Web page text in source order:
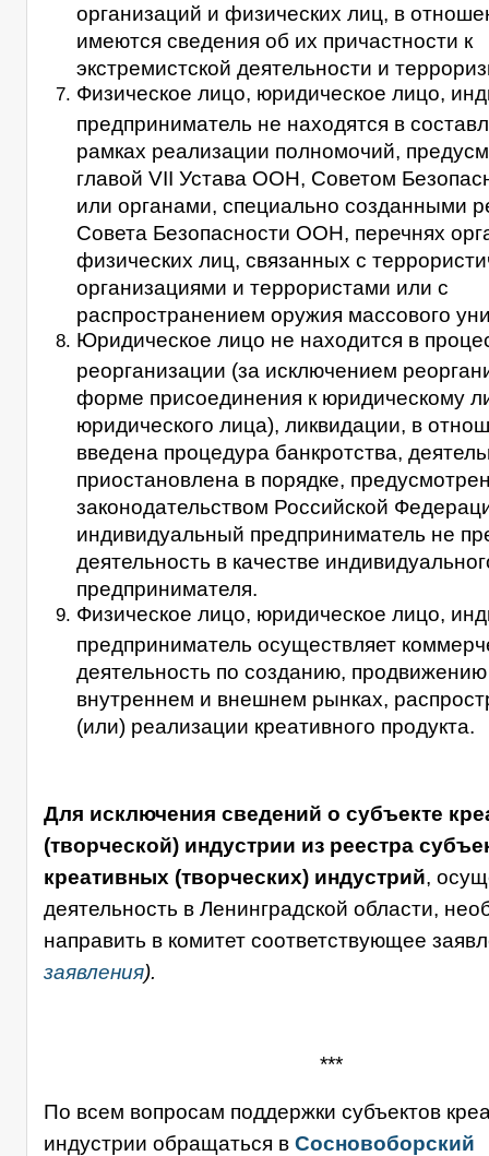
организаций и физических лиц, в
имеются сведения об их причастности к
экстремистской деятельности и
Физическое лицо, юридическое лицо,
предприниматель не находятся в
рамках реализации полномочий,
главой VII Устава ООН, Советом
или органами, специально созданными
Совета Безопасности ООН, перечнях
физических лиц, связанных с
организациями и террористами или с
распространением оружия массового
Юридическое лицо не находится в
реорганизации (за исключением
форме присоединения к юридическому
юридического лица), ликвидации, в
введена процедура банкротства,
приостановлена в порядке,
законодательством Российской
индивидуальный предприниматель не
деятельность в качестве
предпринимателя.
Физическое лицо, юридическое лицо,
предприниматель осуществляет
деятельность по созданию,
внутреннем и внешнем рынках,
(или) реализации креативного продукта.
Для исключения сведений о субъекте
(творческой) индустрии из реестра
креативных (творческих) индустрий,
деятельность в Ленинградской области,
направить в комитет соответствующее
заявления).
***
По всем вопросам поддержки субъектов
индустрии обращаться в Сосновоборский